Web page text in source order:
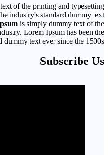
of the printing and typesetting
industry's standard dummy text
is simply dummy text of the
Lorem Ipsum has been the
dummy text ever since the 1500s,
Subscribe Us